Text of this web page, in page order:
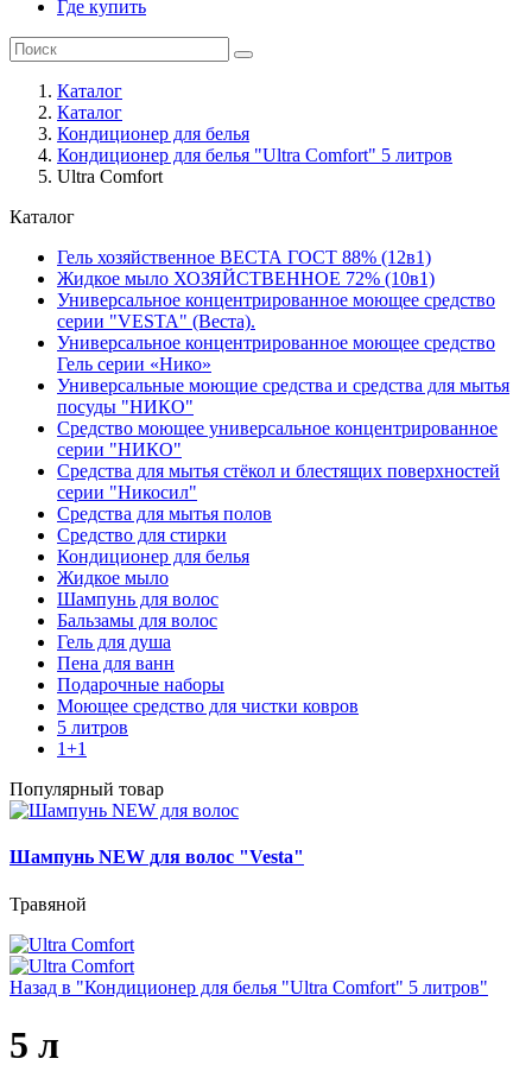
Где купить
Каталог
Каталог
Кондиционер для белья
Кондиционер для белья "Ultra Comfort" 5 литров
Ultra Comfort
Каталог
Гель хозяйственное ВЕСТА ГОСТ 88% (12в1)
Жидкое мыло ХОЗЯЙСТВЕННОЕ 72% (10в1)
Универсальное концентрированное моющее средство
серии "VESTA" (Веста).
Универсальное концентрированное моющее средство
Гель серии «Нико»
Универсальные моющие средства и средства для мытья
посуды "НИКО"
Средство моющее универсальное концентрированное
серии "НИКО"
Средства для мытья стёкол и блестящих поверхностей
серии "Никосил"
Средства для мытья полов
Средство для стирки
Кондиционер для белья
Жидкое мыло
Шампунь для волос
Бальзамы для волос
Гель для душа
Пена для ванн
Подарочные наборы
Моющее средство для чистки ковров
5 литров
1+1
Популярный товар
Шампунь NEW для волос "Vesta"
Травяной
Назад в "Кондиционер для белья "Ultra Comfort" 5 литров"
5 л